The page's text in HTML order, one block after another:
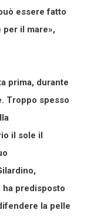
essere fatto
il mare»,
prima, durante
Troppo spesso
il sole il
predisposto
la pelle